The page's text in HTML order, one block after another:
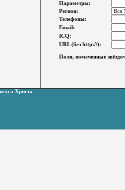
Параметры:
Регион:
Телефоны:
Email:
ICQ:
URL (без http://):
Поля, помеченные
Христа